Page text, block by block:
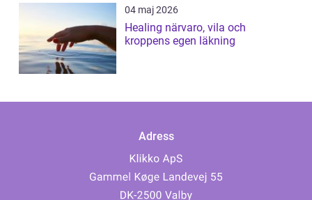
04 maj 2026
Healing närvaro, vila och
kroppens egen läkning
Adress